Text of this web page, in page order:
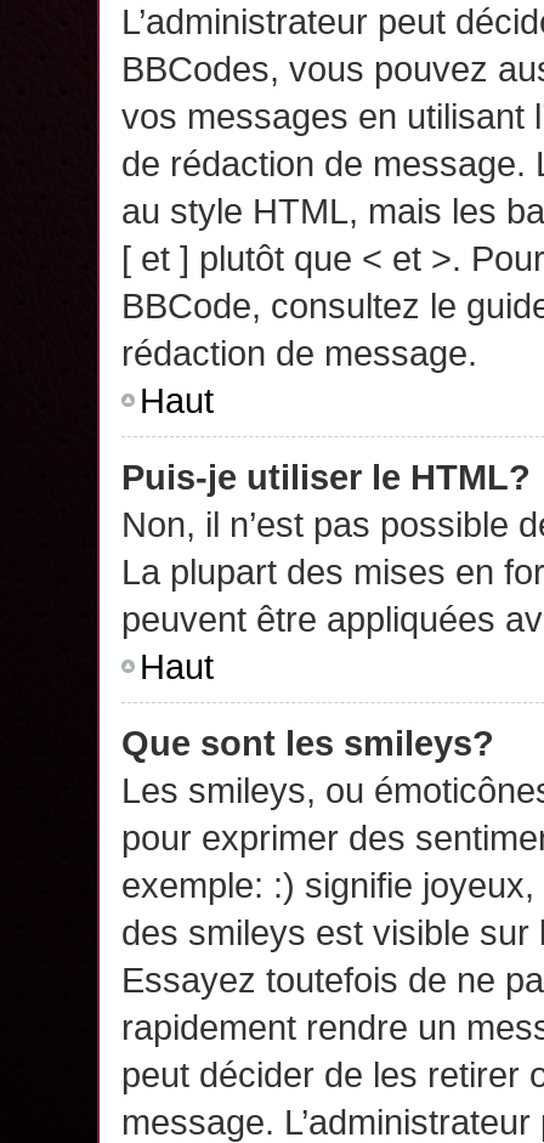
L’administrateur peut
BBCodes, vous pouvez
vos messages en utilisant
de rédaction de message.
au style HTML, mais les
[ et ] plutôt que < et >.
BBCode, consultez le
rédaction de message.
Haut
Puis-je utiliser le HTML?
Non, il n’est pas possible
La plupart des mises en
peuvent être appliquées
Haut
Que sont les smileys?
Les smileys, ou
pour exprimer des
exemple: :) signifie
des smileys est visible
Essayez toutefois de ne
rapidement rendre un
peut décider de les retirer
message.